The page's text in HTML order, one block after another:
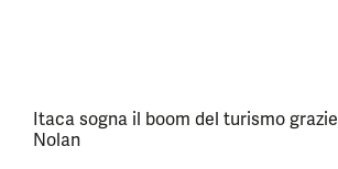
Itaca sogna il boom del turismo grazie
Nolan